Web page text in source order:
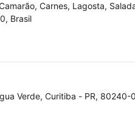
Carnes, Lagosta,
Brasil
Verde, Curitiba - PR, 80240-